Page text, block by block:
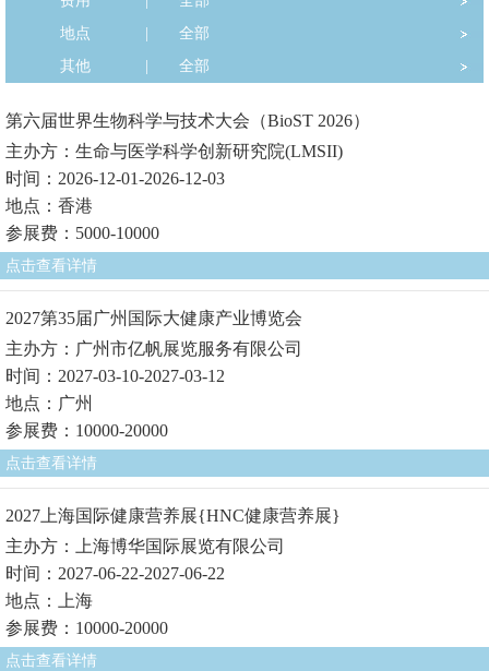
地点
全部
其他
全部
第六届世界生物科学与技术大会（BioST 2026）
主办方：生命与医学科学创新研究院(LMSII)
时间：2026-12-01-2026-12-03
地点：香港
参展费：5000-10000
点击查看详情
2027第35届广州国际大健康产业博览会
主办方：广州市亿帆展览服务有限公司
时间：2027-03-10-2027-03-12
地点：广州
参展费：10000-20000
点击查看详情
2027上海国际健康营养展{HNC健康营养展}
主办方：上海博华国际展览有限公司
时间：2027-06-22-2027-06-22
地点：上海
参展费：10000-20000
点击查看详情